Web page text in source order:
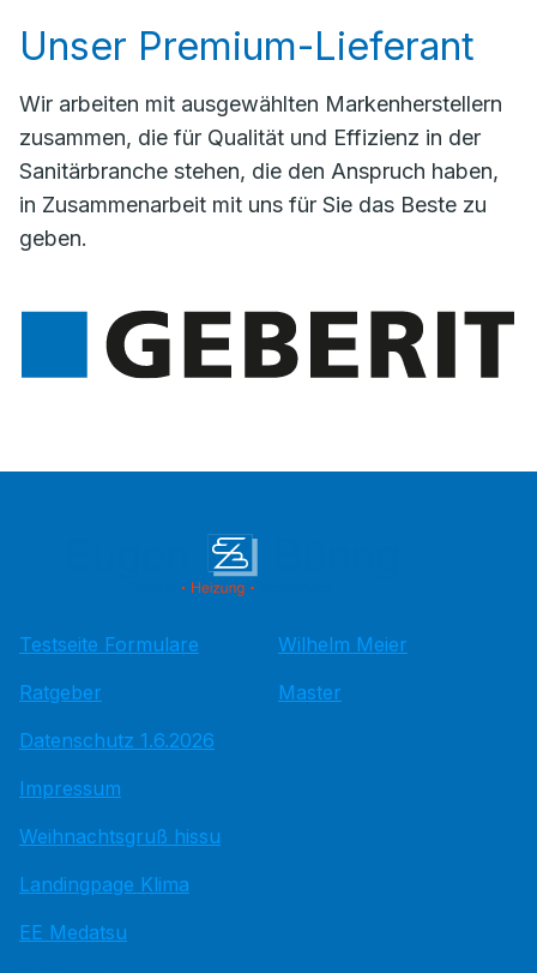
Unser Premium-Lieferant
Wir arbeiten mit ausgewählten Markenherstellern
zusammen, die für Qualität und Effizienz in der
Sanitärbranche stehen, die den Anspruch haben,
in Zusammenarbeit mit uns für Sie das Beste zu
geben.
Testseite Formulare
Ratgeber
Datenschutz 1.6.2026
Impressum
Weihnachtsgruß hissu
Landingpage Klima
EE Medatsu
Wilhelm Meier
Master